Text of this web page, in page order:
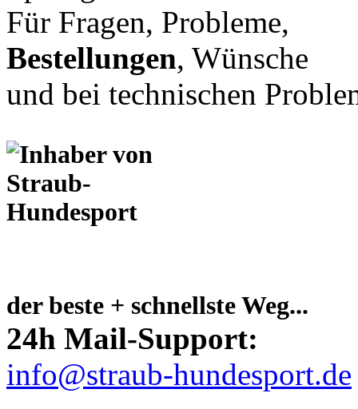
Für Fragen, Probleme,
Bestellungen, Wünsche
und bei technischen
der beste + schnellste Weg...
24h Mail-Support:
info@straub-hundesport.de